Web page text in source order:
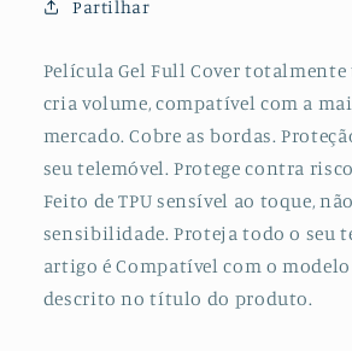
Frente
Verso
para
Huawei
Y6P
Verso
para
Huawei
Y6P
Partilhar
Película Gel Full Cover
cria volume, compatível com a
mercado. Cobre as bordas.
seu telemóvel. Protege contra
Feito de TPU sensível ao toque,
sensibilidade. Proteja todo o seu
artigo é Compatível com o
descrito no título do produto.